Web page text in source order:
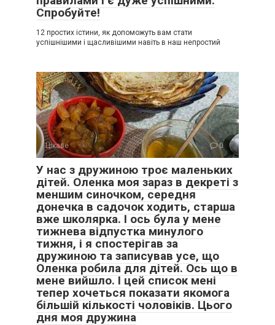
Спробуйте!
12 простих істини, як допоможуть вам стати
успішнішими і щасливішими навіть в наш непростий
Цікаве 0
У нас з дружиною троє маленьких
дітей. Оленка моя зараз в декреті з
меншим синочком, середня
донечка в садочок ходить, старша
вже школярка. І ось була у мене
тижнева відпустка минулого
тижня, і я спостерігав за
дружиною та записував усе, що
Оленка робила для дітей. Ось що в
мене вийшло. І цей список мені
тепер хочеться показати якомога
більшій кількості чоловіків. Цього
дня моя дружина